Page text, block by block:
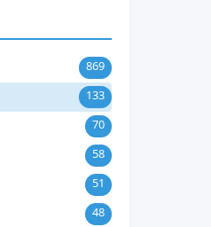
869
133
70
58
51
48